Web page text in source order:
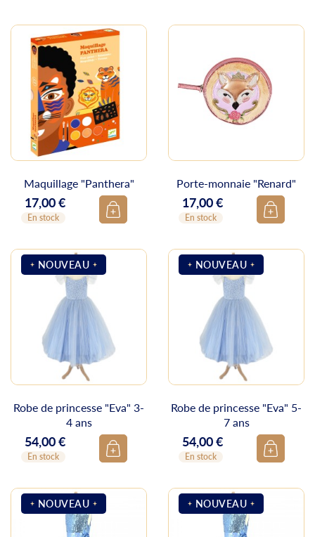
Maquillage "Panthera"
Prix
17,00 €
En stock
Porte-monnaie "Renard"
Prix
17,00 €
En stock
Robe de princesse "Eva" 3-
4 ans
Prix
54,00 €
En stock
NOUVEAU
Robe de princesse "Eva" 5-
7 ans
Prix
54,00 €
En stock
NOUVEAU
NOUVEAU NOUVEAU